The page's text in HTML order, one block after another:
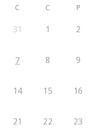
C C P
31 1 2
7 8 9
14 15 16
21 22 23